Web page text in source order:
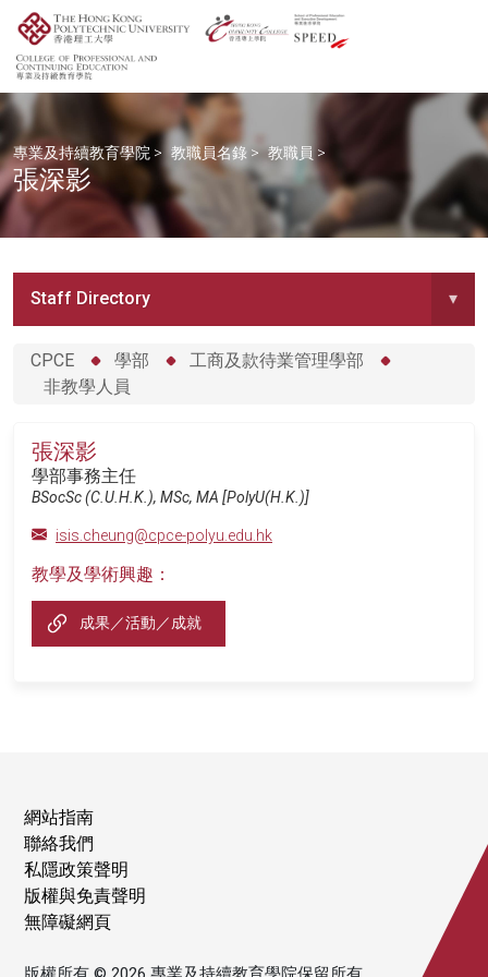
專業及持續教育學院 > 教職員名錄 > 教職員 >
張深影
Staff Directory ▾
CPCE 學部
工商及款待業管理學部
非教學人員
張深影
學部事務主任
BSocSc (C.U.H.K.), MSc, MA [PolyU(H.K.)]
isis.cheung@cpce-polyu.edu.hk
教學及學術興趣：
成果／活動／成就
網站指南
聯絡我們
私隱政策聲明
版權與免責聲明
無障礙網頁